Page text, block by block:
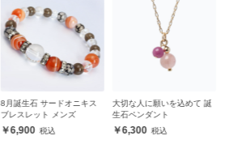
8月誕生石 サードオニキス
ブレスレット メンズ
6,900
大切な人に願いを込めて 誕
生石ペンダント
6,300